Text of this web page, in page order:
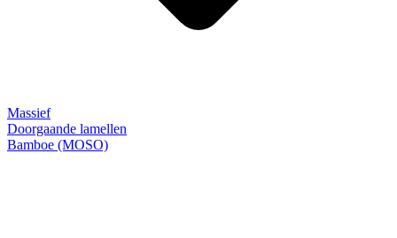
Massief
Doorgaande lamellen
Bamboe (MOSO)